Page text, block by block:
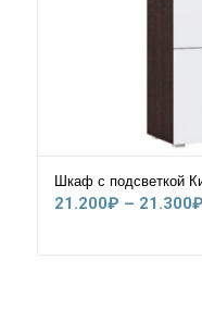
Шкаф с подсветкой
21.200₽ – 21.300₽